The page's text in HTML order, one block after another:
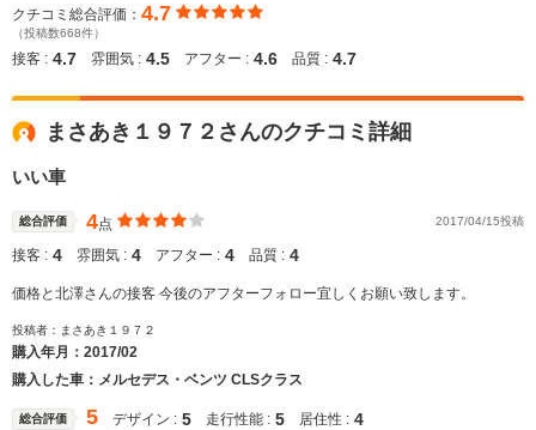
クチコミ総合評価： 4.7
（投稿数668件）
接客 : 4.7 雰囲気 : 4.5 アフター : 4.6 品質 : 4.7
まさあき１９７２さんのクチコミ詳細
いい車
総合評価 4点 2017/04/15投稿
接客 : 4 雰囲気 : 4 アフター : 4 品質 : 4
価格と北澤さんの接客 今後のアフターフォロー宜しくお願い致します。
投稿者：まさあき１９７２
購入年月： 2017/02
購入した車：メルセデス・ベンツ CLSクラス
総合評価 5 デザイン : 5 走行性能 : 5 居住性 : 4